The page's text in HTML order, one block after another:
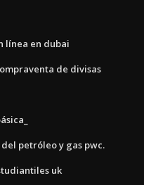
línea en dubai
de divisas
petróleo y gas pwc.
uk